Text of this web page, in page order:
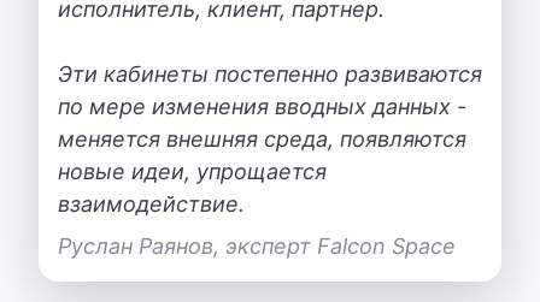
исполнитель, клиент, партнер.
Эти кабинеты постепенно развиваются
по мере изменения вводных данных -
меняется внешняя среда, появляются
новые идеи, упрощается
взаимодействие.
Руслан Раянов, эксперт Falcon Space